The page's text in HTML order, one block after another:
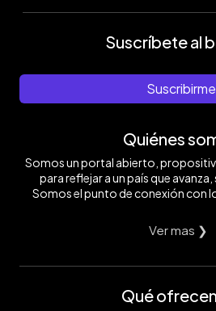
Suscríbete al
Suscribirme
Quiénes
Somos un portal abierto,
para reflejar a un país que avanza,
Somos el punto de conexión con
Ver mas ❯
Qué